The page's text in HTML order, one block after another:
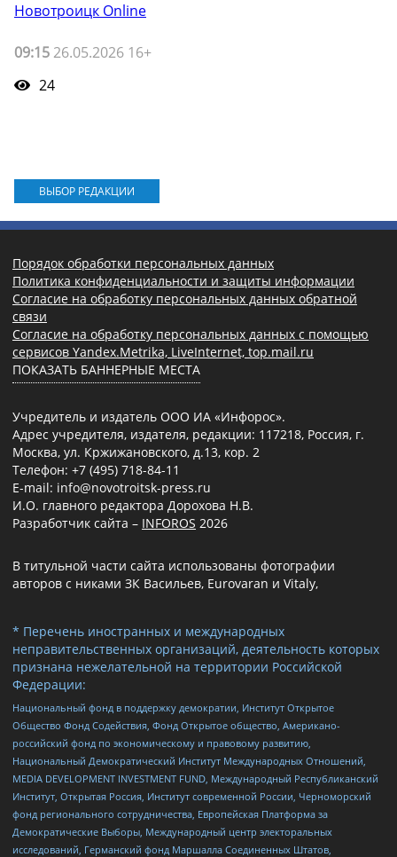
Новотроицк Online
09:15 26.05.2026 16+
24
ВЫБОР РЕДАКЦИИ
Порядок обработки персональных данных
Политика конфиденциальности и защиты информации
Согласие на обработку персональных данных обратной
связи
Согласие на обработку персональных данных с помощью
сервисов Yandex.Metrika, LiveInternet, top.mail.ru
ПОКАЗАТЬ БАННЕРНЫЕ МЕСТА
Учредитель и издатель ООО ИА «Инфорос».
Адрес учредителя, издателя, редакции: 117218, Россия, г.
Москва, ул. Кржижановского, д.13, кор. 2
Телефон: +7 (495) 718-84-11
E-mail: info@novotroitsk-press.ru
И.О. главного редактора Дорохова Н.В.
Разработчик сайта – INFOROS 2026
В титульной части сайта использованы фотографии
авторов с никами ЗК Васильев, Eurovaran и Vitaly,
* Перечень иностранных и международных
неправительственных организаций, деятельность которых
признана нежелательной на территории Российской
Федерации:
Национальный фонд в поддержку демократии, Институт Открытое
Общество Фонд Содействия, Фонд Открытое общество, Американо-
российский фонд по экономическому и правовому развитию,
Национальный Демократический Институт Международных Отношений,
MEDIA DEVELOPMENT INVESTMENT FUND, Международный Республиканский
Институт, Открытая Россия, Институт современной России, Черноморский
фонд регионального сотрудничества, Европейская Платформа за
Демократические Выборы, Международный центр электоральных
исследований, Германский фонд Маршалла Соединенных Штатов,